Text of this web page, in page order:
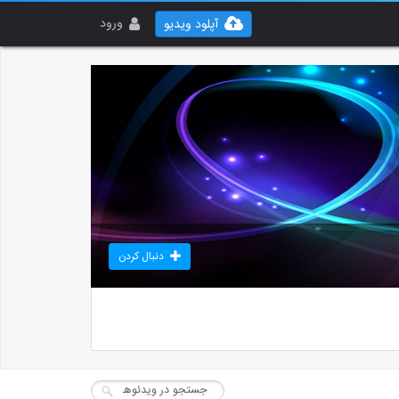
ورود آپلود ویدیو
دنبال کردن